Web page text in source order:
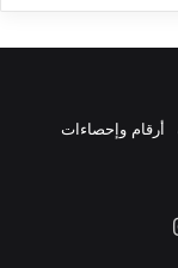
أرقام وإحصاءات